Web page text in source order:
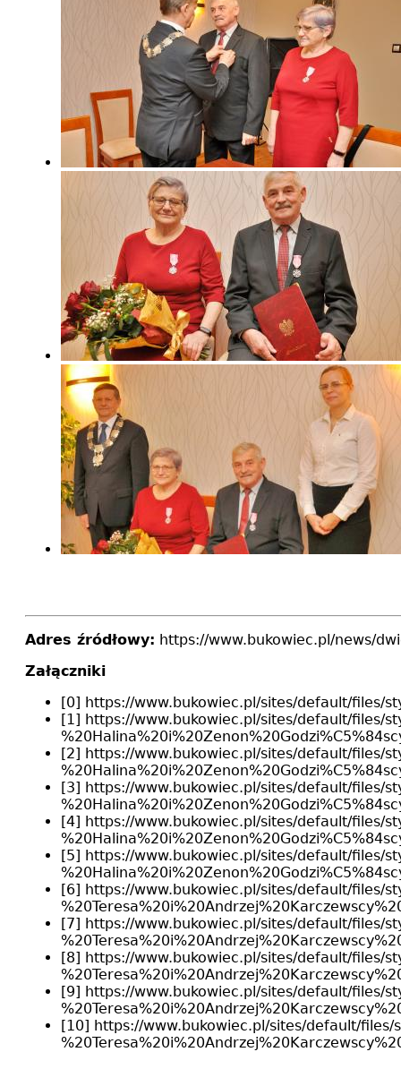
Adres źródłowy: https://www.bukowiec.pl/news/
Załączniki
[0] https://www.bukowiec.pl/sites/default/files/
[1] https://www.bukowiec.pl/sites/default/files/
[2] https://www.bukowiec.pl/sites/default/files/
[3] https://www.bukowiec.pl/sites/default/files/
[4] https://www.bukowiec.pl/sites/default/files/
[5] https://www.bukowiec.pl/sites/default/files/
[6] https://www.bukowiec.pl/sites/default/files/
[7] https://www.bukowiec.pl/sites/default/files/
[8] https://www.bukowiec.pl/sites/default/files/
[9] https://www.bukowiec.pl/sites/default/files/
[10] https://www.bukowiec.pl/sites/default/